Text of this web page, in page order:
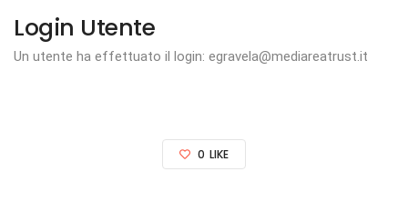
Login Utente
Un utente ha effettuato il login: egravela@mediareatrust.it
0 LIKE